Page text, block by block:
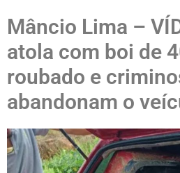
Mâncio Lima –
atola com boi de
roubado e
abandonam o